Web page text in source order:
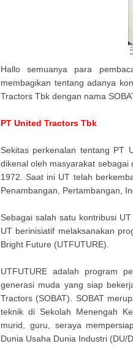
Hallo semuanya para
membagikan tentang adanya
Tractors Tbk dengan nama
PT United Tractors Tbk
Sekitas perkenalan tentang PT
dikenal oleh masyarakat
1972. Saat ini UT telah
Penambangan, Pertambangan,
Sebagai salah satu kontribusi
UT berinisiatif melaksanakan
Bright Future (UTFUTURE).
UTFUTURE adalah program
generasi muda yang siap
Tractors (SOBAT). SOBAT
teknik di Sekolah Menengah
murid, guru, seraya
Dunia Usaha Dunia Industri (DU/